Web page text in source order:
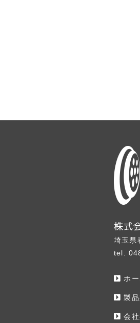
株式
埼玉県
tel.
ホー
製
会